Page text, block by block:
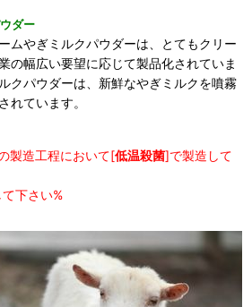
ダー
ムやぎミルクパウダーは、とてもクリー
の幅広い要望に応じて製品化されていま
クパウダーは、新鮮なやぎミルクを噴霧
れています。
製造工程において[低温殺菌]で製造して
下さい%